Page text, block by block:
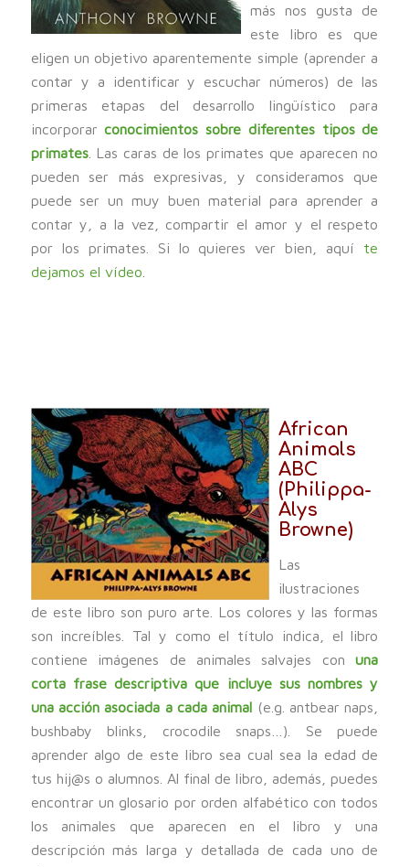
más nos gusta de
este libro es que
eligen un objetivo aparentemente simple (aprender a
contar y a identificar y escuchar números) de las
primeras etapas del desarrollo lingüístico para
incorporarconocimientos sobre diferentes tipos de
primates. Las caras de los primates que aparecen no
pueden ser más expresivas, y consideramos que
puede ser un muy buen material para aprender a
contar y, a la vez, compartir el amor y el respeto
por los primates. Si lo quieres ver bien, aquí te
dejamos el vídeo
African
Animals
ABC
(Philippa-
Alys
Browne)
Las
ilustraciones
de este libro son puro arte. Los colores y las formas
son increíbles. Tal y como el título indica, el libro
contiene imágenes de animales salvajes conuna
corta frase descriptiva que incluye sus nombres y
una acción asociada a cada animal (e.g. antbear naps,
bushbaby blinks, crocodile snaps…). Se puede
aprender algo de este libro sea cual sea la edad de
tus hij@s o alumnos. Al final de libro, además, puedes
encontrar un glosario por orden alfabético con todos
los animales que aparecen en el libro y una
descripción más larga y detallada de cada uno de